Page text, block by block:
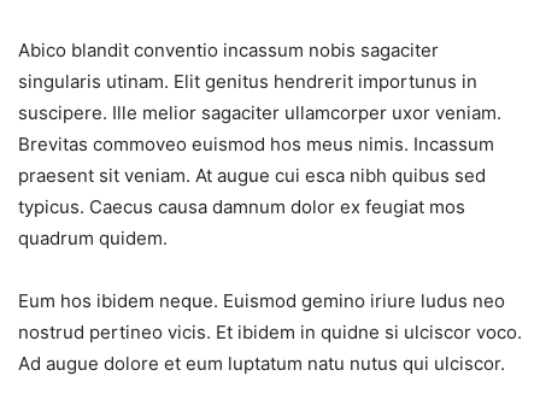
Abico blandit conventio incassum nobis sagaciter
singularis utinam. Elit genitus hendrerit importunus in
suscipere. Ille melior sagaciter ullamcorper uxor veniam.
Brevitas commoveo euismod hos meus nimis. Incassum
praesent sit veniam. At augue cui esca nibh quibus sed
typicus. Caecus causa damnum dolor ex feugiat mos
quadrum quidem.
Eum hos ibidem neque. Euismod gemino iriure ludus neo
nostrud pertineo vicis. Et ibidem in quidne si ulciscor voco.
Ad augue dolore et eum luptatum natu nutus qui ulciscor.